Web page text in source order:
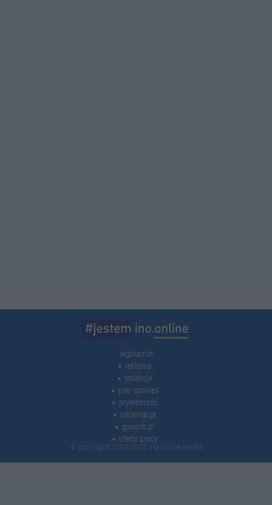
regulamin
reklama
redakcja
pliki cookies
prywatność
reklamacje
gowork.pl
oferty pracy
© copyright 2000-2026 Ino-online Media